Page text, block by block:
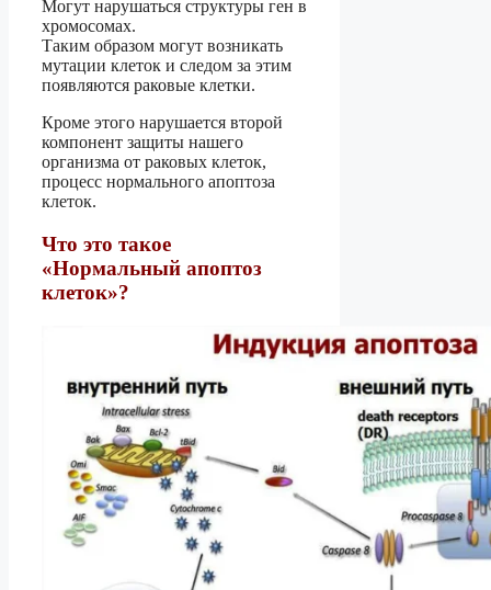
Могут нарушаться структуры ген в
хромосомах.
Таким образом могут возникать
мутации клеток и следом за этим
появляются раковые клетки.
Кроме этого нарушается второй
компонент защиты нашего
организма от раковых клеток,
процесс нормального апоптоза
клеток.
Что это такое
«Нормальный апоптоз
клеток»?